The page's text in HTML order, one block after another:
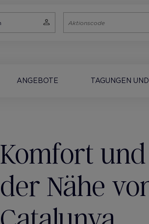
ANGEBOTE TAGUNGEN
Komfort
der Nähe